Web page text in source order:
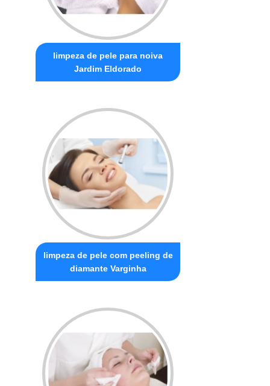
limpeza de pele para noiva
Jardim Eldorado
limpeza de pele com peeling de
diamante Varginha